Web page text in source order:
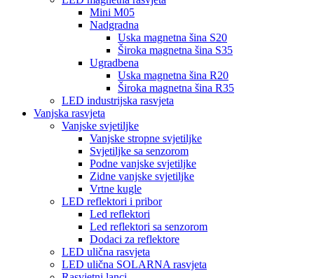
Mini M05
Nadgradna
Uska magnetna šina S20
Široka magnetna šina S35
Ugradbena
Uska magnetna šina R20
Široka magnetna šina R35
LED industrijska rasvjeta
Vanjska rasvjeta
Vanjske svjetiljke
Vanjske stropne svjetiljke
Svjetiljke sa senzorom
Podne vanjske svjetiljke
Zidne vanjske svjetiljke
Vrtne kugle
LED reflektori i pribor
Led reflektori
Led reflektori sa senzorom
Dodaci za reflektore
LED ulična rasvjeta
LED ulična SOLARNA rasvjeta